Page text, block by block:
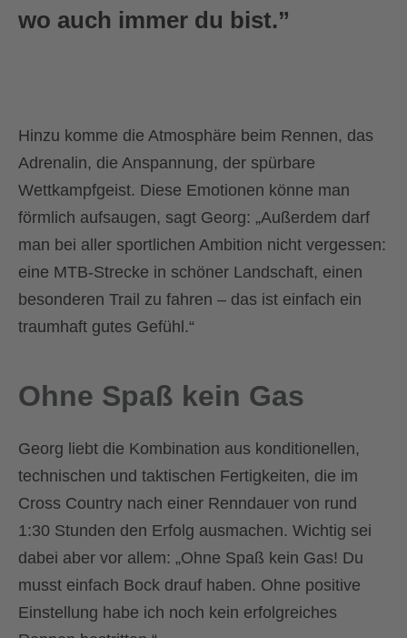
wo auch immer du bist.”
Hinzu komme die Atmosphäre beim Rennen, das
Adrenalin, die Anspannung, der spürbare
Wettkampfgeist. Diese Emotionen könne man
förmlich aufsaugen, sagt Georg: „Außerdem darf
man bei aller sportlichen Ambition nicht vergessen:
eine MTB-Strecke in schöner Landschaft, einen
besonderen Trail zu fahren – das ist einfach ein
traumhaft gutes Gefühl.“
Ohne Spaß kein Gas
Georg liebt die Kombination aus konditionellen,
technischen und taktischen Fertigkeiten, die im
Cross Country nach einer Renndauer von rund
1:30 Stunden den Erfolg ausmachen. Wichtig sei
dabei aber vor allem: „Ohne Spaß kein Gas! Du
musst einfach Bock drauf haben. Ohne positive
Einstellung habe ich noch kein erfolgreiches